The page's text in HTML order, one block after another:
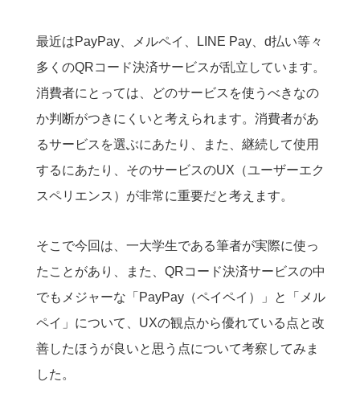
最近はPayPay、メルペイ、LINE Pay、d払い等々
多くのQRコード決済サービスが乱立しています。
消費者にとっては、どのサービスを使うべきなの
か判断がつきにくいと考えられます。消費者があ
るサービスを選ぶにあたり、また、継続して使用
するにあたり、そのサービスのUX（ユーザーエク
スペリエンス）が非常に重要だと考えます。
そこで今回は、一大学生である筆者が実際に使っ
たことがあり、また、QRコード決済サービスの中
でもメジャーな「PayPay（ペイペイ）」と「メル
ペイ」について、UXの観点から優れている点と改
善したほうが良いと思う点について考察してみま
した。